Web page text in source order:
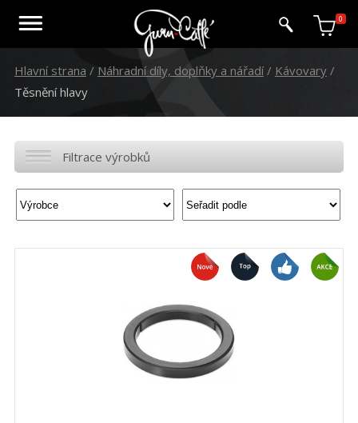
0
Hlavní strana / Náhradní díly, doplňky a nářadí/ Kávovary/
Těsnění hlavy
Filtrace výrobků